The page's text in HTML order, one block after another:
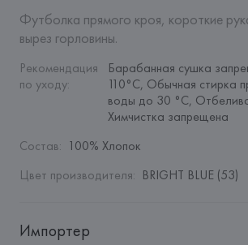
Футболка прямого кроя, короткие
вырез горловины.
Рекомендация
по уходу:
Барабанная сушка
110°C, Обычная стирка
воды до 30 °C,
Химчистка запрещена
Состав: 100% Хлопок
Цвет производителя: BRIGHT BLUE (53)
Импортер